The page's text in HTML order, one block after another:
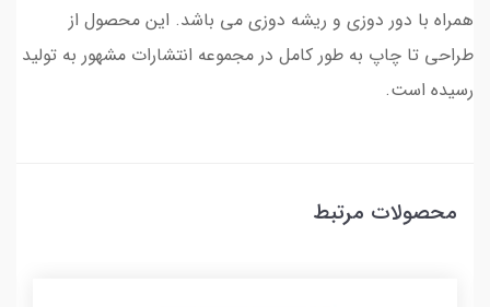
همراه با دور دوزی و ریشه دوزی می باشد. این محصول از
طراحی تا چاپ به طور کامل در مجموعه انتشارات مشهور به تولید
رسیده است.
محصولات مرتبط